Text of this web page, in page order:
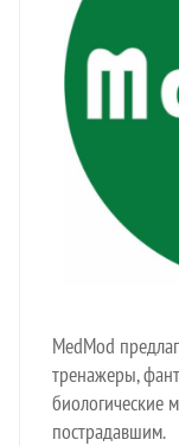
MedMod
тренажеры,
биологические
пострадавшим.